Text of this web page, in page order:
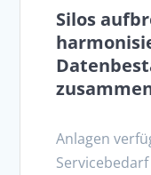
Silos
Anlagen